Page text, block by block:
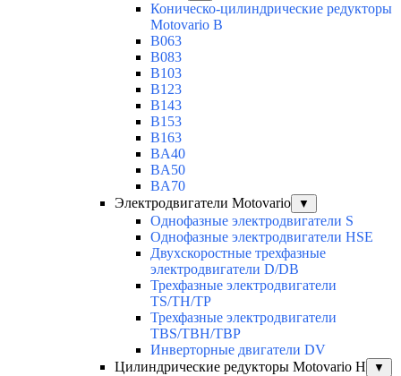
Коническо-цилиндрические редукторы
Motovario B
B063
B083
B103
B123
B143
B153
B163
BA40
BA50
BA70
Электродвигатели Motovario
▼
Однофазные электродвигатели S
Однофазные электродвигатели HSE
Двухскоростные трехфазные
электродвигатели D/DB
Трехфазные электродвигатели
TS/TH/TP
Трехфазные электродвигатели
TBS/TBH/TBP
Инверторные двигатели DV
Цилиндрические редукторы Motovario H
▼